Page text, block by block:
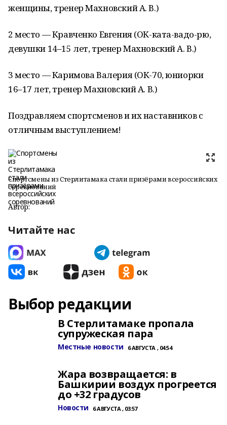
женщины, тренер Махновский А. В.)
2 место — Кравченко Евгения (ОК-ката-вадо-рю,
девушки 14–15 лет, тренер Махновский А. В.)
3 место — Каримова Валерия (ОК-70, юниорки
16–17 лет, тренер Махновский А. В.)
Поздравляем спортсменов и их наставников с
отличным выступлением!
Спортсмены из Стерлитамака стали призёрами всероссийских
соревнований
Автор:
Читайте нас
Выбор редакции
В Стерлитамаке пропала
супружеская пара
Местные новости 6 АВГУСТА , 04:54
Жара возвращается: в
Башкирии воздух прогреется
до +32 градусов
Новости 6 АВГУСТА , 03:57